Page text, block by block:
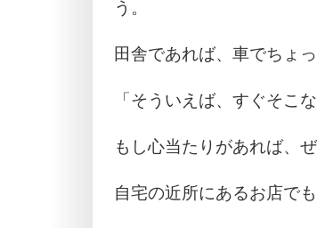
う。
田舎であれば、車でちょ
「そういえば、すぐそこ
もし心当たりがあれば、
自宅の近所にあるお店で